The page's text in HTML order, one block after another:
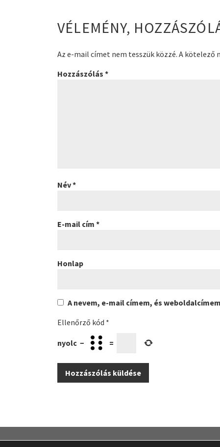
VÉLEMÉNY,
Az e-mail címet nem tesszük közzé. A kötelező
Hozzászólás *
Név*
E-mail cím *
Honlap
A nevem, e-mail címem, és
Ellenőrző kód *
nyolc − =